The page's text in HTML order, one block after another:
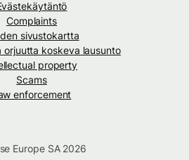
Complaints
sivustokartta
orjuutta koskeva lausunto
property
Scams
enforcement
Europe SA 2026